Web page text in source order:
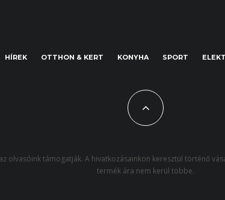
HÍREK OTTHON & KERT KONYHA SPORT
olvasóink támogatják. A hivatkozásainkon keresztül történő
termék ára nem kerül többe.